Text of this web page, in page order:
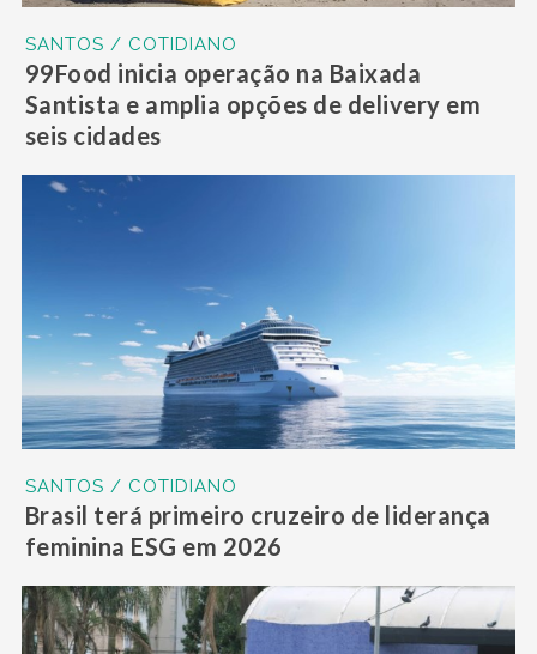
SANTOS / COTIDIANO
99Food inicia operação na Baixada
Santista e amplia opções de delivery em
seis cidades
SANTOS / COTIDIANO
Brasil terá primeiro cruzeiro de liderança
feminina ESG em 2026